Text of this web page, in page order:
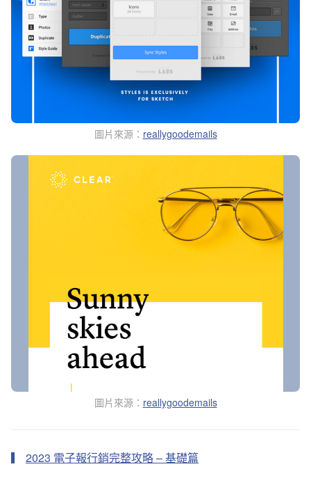
圖片來源： reallygoodemails
圖片來源： reallygoodemails
2023 電子報行銷完整攻略 – 基礎篇